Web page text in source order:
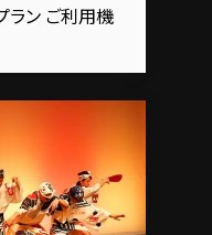
ラン ご利用機